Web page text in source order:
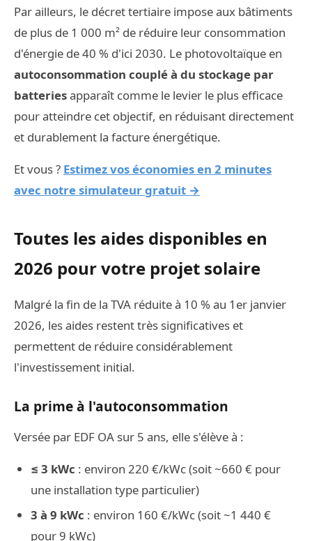
Par ailleurs, le décret tertiaire impose aux bâtiments
de plus de 1 000 m² de réduire leur consommation
d'énergie de 40 % d'ici 2030. Le photovoltaïque en
autoconsommation couplé à du stockage par
batteriesapparaît comme le levier le plus efficace
pour atteindre cet objectif, en réduisant directement
et durablement la facture énergétique.
Et vous ? Estimez vos économies en 2 minutes
avec notre simulateur gratuit →
Toutes les aides disponibles en
2026 pour votre projet solaire
Malgré la fin de la TVA réduite à 10 % au 1er janvier
2026, les aides restent très significatives et
permettent de réduire considérablement
l'investissement initial.
La prime à l'autoconsommation
Versée par EDF OA sur 5 ans, elle s'élève à :
≤ 3 kWc : environ 220 €/kWc (soit ~660 € pour
une installation type particulier)
3 à 9 kWc : environ 160 €/kWc (soit ~1 440 €
pour 9 kWc)